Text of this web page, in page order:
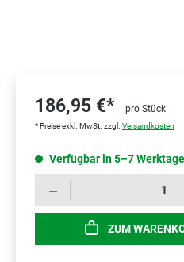
186,95 €* pro Stück
* Preise exkl. MwSt. zzgl. Versandkosten
Verfügbar in 5–7
ZUM